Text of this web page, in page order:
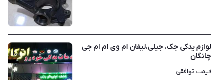
۱
لوازم یدکی جک، جیلی،لیفان ام وی ام ام جی
چانگان
قیمت توافقی